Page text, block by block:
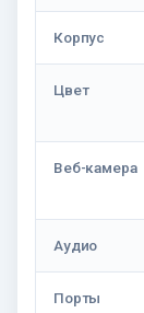
Корпус
Цвет
Веб-камера
Аудио
Порты